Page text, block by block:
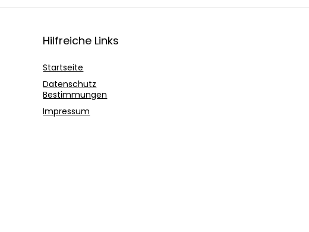
Hilfreiche Links
Startseite
Datenschutz
Bestimmungen
Impressum